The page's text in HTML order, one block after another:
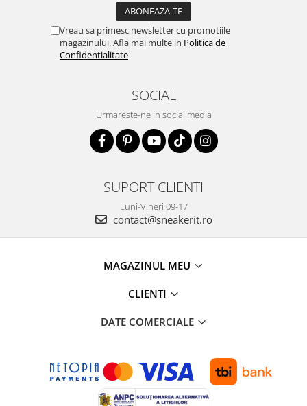
Vreau sa primesc newsletter cu promotiile
magazinului. Afla mai multe in Politica de
Confidentialitate
SOCIAL
Urmareste-ne in social media
SUPORT CLIENTI
Luni-Vineri 09-17
contact@sneakerit.ro
MAGAZINUL MEU
CLIENTI
DATE COMERCIALE